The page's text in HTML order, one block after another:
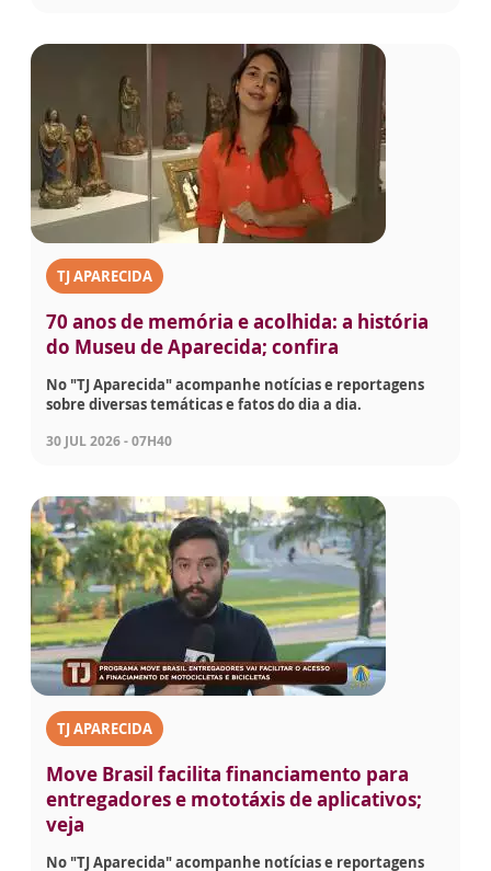
TJ APARECIDA
70 anos de memória e acolhida: a história
do Museu de Aparecida; confira
No "TJ Aparecida" acompanhe notícias e reportagens
sobre diversas temáticas e fatos do dia a dia.
30 JUL 2026 - 07H40
TJ APARECIDA
Move Brasil facilita financiamento para
entregadores e mototáxis de aplicativos;
veja
No "TJ Aparecida" acompanhe notícias e reportagens